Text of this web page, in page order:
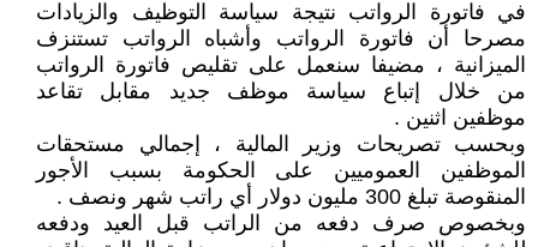
في فاتورة الرواتب نتيجة سياسة التوظيف والزيادات
مصرحا أن فاتورة الرواتب وأشباه الرواتب تستنزف
الميزانية ، مضيفا سنعمل على تقليص فاتورة الرواتب
من خلال إتباع سياسة موظف جديد مقابل تقاعد
موظفين اثنين .
وبحسب تصريحات وزير المالية ، إجمالي مستحقات
الموظفين العموميين على الحكومة بسبب الأجور
المنقوصة تبلغ 300 مليون دولار أي راتب شهر ونصف .
وبخصوص صرف دفعه من الراتب قبل العيد ودفعه